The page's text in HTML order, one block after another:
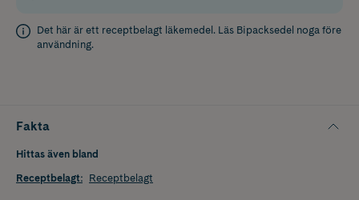
Det här är ett receptbelagt läkemedel. Läs Bipacksedel noga före
användning.
Fakta
Hittas även bland
Receptbelagt: Receptbelagt